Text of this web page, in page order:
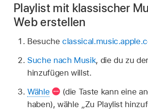
Playlist mit klassischer
Web erstellen
Besuche
Suche nach Musik, die du zu
hinzufügen willst.
Wähle
(die Taste kann eine
haben), wähle „Zu Playlist